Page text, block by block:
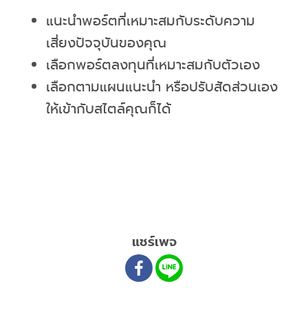
แนะนำพอร์ตที่เหมาะสมกับระดับความ
เสี่ยงปัจจุบันของคุณ
เลือกพอร์ตลงทุนที่เหมาะสมกับตัวเอง
เลือกตามแผนแนะนำ หรือปรับสัดส่วนเอง
ให้เข้ากับสไตล์คุณก็ได้
แชร์เพจ